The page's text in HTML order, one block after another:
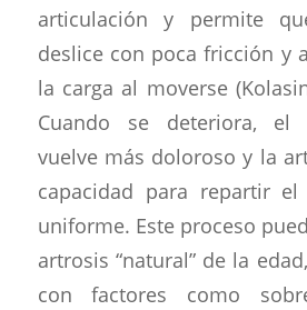
articulación y permite
deslice con poca fricción y
la carga al moverse
Cuando se deteriora, el
vuelve más doloroso y la
capacidad para repartir
uniforme. Este proceso
artrosis “natural” de la
con factores como